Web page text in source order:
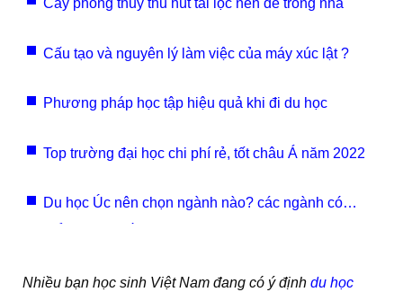
Cây phong thuỷ thu hút tài lộc nên để trong nhà
Cấu tạo và nguyên lý làm việc của máy xúc lật ?
Phương pháp học tập hiệu quả khi đi du học
Top trường đại học chi phí rẻ, tốt châu Á năm 2022
Du học Úc nên chọn ngành nào? các ngành có
Nhiều bạn học sinh Việt Nam đang có ý định du học